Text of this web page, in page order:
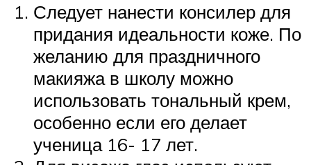
Следует нанести консилер для
придания идеальности коже. По
желанию для праздничного
макияжа в школу можно
использовать тональный крем,
особенно если его делает
ученица 16- 17 лет.